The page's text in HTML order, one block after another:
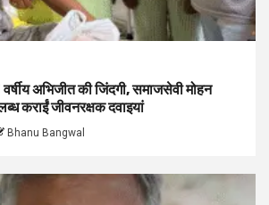
अभिजीत की जिंदगी, समाजसेवी मोहन
कराईं जीवनरक्षक दवाइयां
Bhanu Bangwal